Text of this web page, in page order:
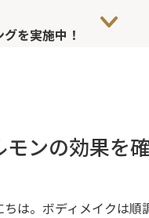
を実施中！
ンの効果を
は。ボディメイクは